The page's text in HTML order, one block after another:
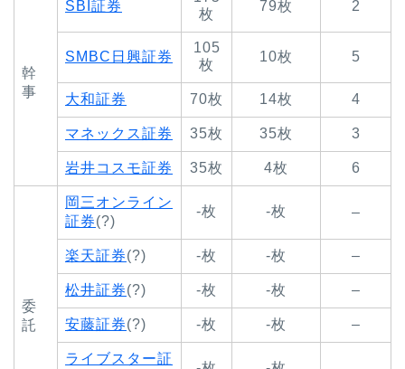
幹
事
SBI証券
枚
79枚 2
SMBC日興証券
105
枚
10枚 5
大和証券 70枚 14枚 4
マネックス証券 35枚 35枚 3
岩井コスモ証券 35枚 4枚 6
委
託
岡三オンライン
証券(?)
-枚 -枚 –
楽天証券(?) -枚 -枚 –
松井証券(?) -枚 -枚 –
安藤証券(?) -枚 -枚 –
ライブスター証